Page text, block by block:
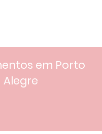
em Porto
Alegre